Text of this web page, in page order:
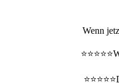
Wenn
⭐⭐⭐⭐⭐